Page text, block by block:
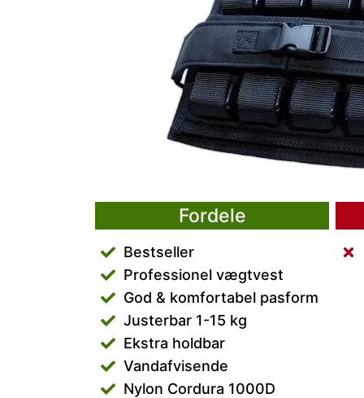
Fordele
Bestseller
Professionel vægtvest
God & komfortabel pasform
Justerbar 1-15 kg
Ekstra holdbar
Vandafvisende
Nylon Cordura 1000D